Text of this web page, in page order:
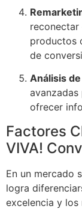
reconectar
productos
de
Análisis
ofrecer
Factores
VIVA!
En un mercado
logra
excelencia y